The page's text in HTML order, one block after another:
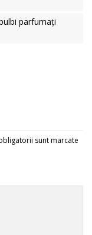
parfumați
sunt marcate